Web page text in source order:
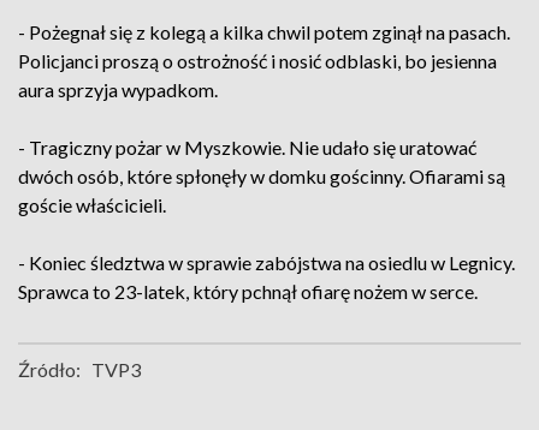
- Pożegnał się z kolegą a kilka chwil potem zginął na pasach.
Policjanci proszą o ostrożność i nosić odblaski, bo jesienna
aura sprzyja wypadkom.
- Tragiczny pożar w Myszkowie. Nie udało się uratować
dwóch osób, które spłonęły w domku gościnny. Ofiarami są
goście właścicieli.
- Koniec śledztwa w sprawie zabójstwa na osiedlu w Legnicy.
Sprawca to 23-latek, który pchnął ofiarę nożem w serce.
Źródło: TVP3